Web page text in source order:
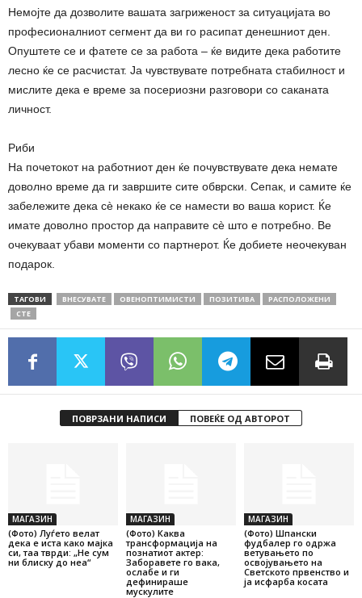
Немојте да дозволите вашата загриженост за ситуацијата во
професионалниот сегмент да ви го расипат денешниот ден.
Опуштете се и фатете се за работа – ќе видите дека работите
лесно ќе се расчистат. Ја чувствувате потребната стабилност и
мислите дека е време за посериозни разговори со саканата
личност.
Риби
На почетокот на работниот ден ќе почувствувате дека немате
доволно време да ги завршите сите обврски. Сепак, и самите ќе
забележите дека сè некако ќе се намести во ваша корист. Ќе
имате доволно простор да направите сè што е потребно. Ве
очекуваат убави моменти со партнерот. Ќе добиете неочекуван
подарок.
ТАГОВИ ВНЕСУВАТЕ ОВЕНОПТИМИСТИ ПОЗИТИВА
РАСПОЛОЖЕНИ
СТЕ
ПОВРЗАНИ НАПИСИ ПОВЕЌЕ ОД АВТОРОТ
МАГАЗИН
(Фото) Луѓето велат
дека е иста како мајка
си, таа тврди: „Не сум
ни блиску до неа“
МАГАЗИН
(Фото) Каква
трансформација на
познатиот актер:
Заборавете го вака,
ослабе и ги
дефинираше
мускулите
МАГАЗИН
(Фото) Шпански
фудбалер го одржа
ветувањето по
освојувањето на
Светското првенство и
ја исфарба косата